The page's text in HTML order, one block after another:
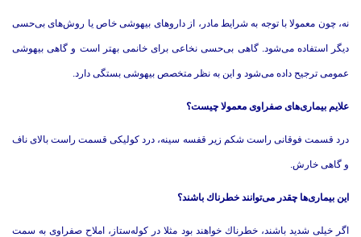
نه، چون معمولا با توجه به شرایط مادر، از داروهای بیهوشی خاص یا روش‌های بی‌حسی
دیگر استفاده می‌شود. گاهی بی‌حسی نخاعی برای خانمی بهتر است و گاهی بیهوشی
عمومی ترجیح داده می‌شود و این به نظر متخصص بیهوشی بستگی دارد.
علایم بیماری‌های صفراوی معمولا چیست؟
درد قسمت فوقانی راست شكم زیر قفسه سینه، درد كولیكی قسمت راست بالای ناف
و گاهی خارش.
این بیماری‌ها چقدر می‌توانند خطرناك باشند؟
اگر خیلی شدید باشند، خطرناك خواهند بود مثلا در كوله‌ستاز، املاح صفراوی به سمت